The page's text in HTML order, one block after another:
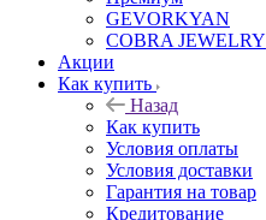
GEVORKYAN
COBRA JEWELRY
Акции
Как купить
Назад
Как купить
Условия оплаты
Условия доставки
Гарантия на товар
Кредитование